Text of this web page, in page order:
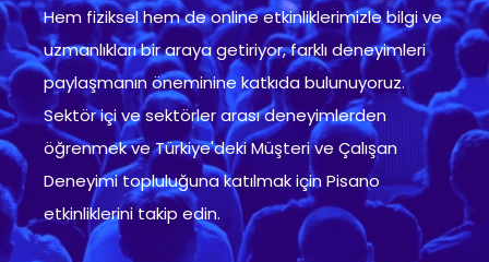
Hem fiziksel hem de online etkinliklerimizle bilgi ve
uzmanlıkları bir araya getiriyor, farklı deneyimleri
paylaşmanın öneminine katkıda bulunuyoruz.
Sektör içi ve sektörler arası deneyimlerden
öğrenmek ve Türkiye'deki Müşteri ve Çalışan
Deneyimi topluluğuna katılmak için Pisano
etkinliklerini takip edin.